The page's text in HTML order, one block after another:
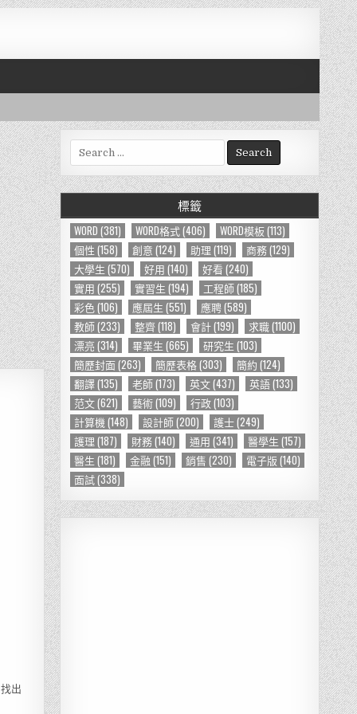
出
e
a
r
h
f
o
r
標籤
WORD (381) WORD格式(406) WORD模板(113)
個性 (158) 創意 (124) 助理 (119) 商務(129)
大學生 (570) 好用 (140) 好看 (240)
實用 (255) 實習生 (194) 工程師(185)
彩色(106) 應屆生 (551) 應聘(589)
教師(233) 整齊(118) 會計(199) 求職(1100)
漂亮 (314) 畢業生 (665) 研究生 (103)
簡歷封面(263) 簡歷表格(303) 簡約 (124)
翻譯(135) 老師(173) 英文(437) 英語(133)
范文(621) 藝術(109) 行政(103)
計算機 (148) 設計師(200) 護士(249)
護理 (187) 財務(140) 通用 (341) 醫學生 (157)
醫生 (181) 金融 (151) 銷售 (230) 電子版 (140)
面試(338)